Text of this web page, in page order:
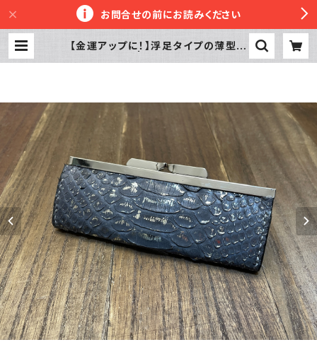
お問合せの前にお読みください
【金運アップに！】浮足タイプの薄型が